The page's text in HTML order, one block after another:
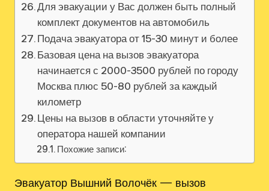
Для эвакуации у Вас должен быть полный
комплект документов на автомобиль
Подача эвакуатора от 15-30 минут и более
Базовая цена на вызов эвакуатора
начинается с 2000-3500 рублей по городу
Москва плюс 50-80 рублей за каждый
километр
Цены на вызов в области уточняйте у
оператора нашей компании
Похожие записи:
Эвакуатор Вышний Волочёк — вызов